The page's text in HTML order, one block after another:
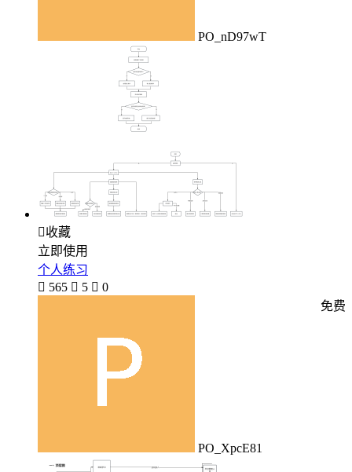
PO_nD97wT
收藏
立即使用
个人练习
 565  5  0
PO_XpcE81
免费